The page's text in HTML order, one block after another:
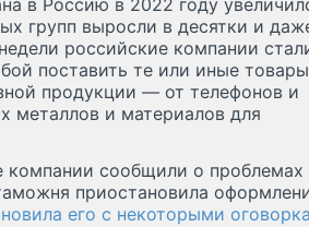
в Россию в 2022 году
групп выросли в десятки и
российские компании
поставить те или иные
продукции — от телефонов и
металлов и материалов для
компании сообщили о проблемах
приостановила
его с некоторыми